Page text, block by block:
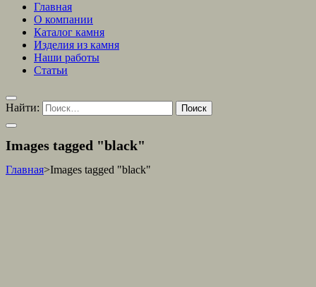
Главная
О компании
Каталог камня
Изделия из камня
Наши работы
Статьи
Найти:
Images tagged "black"
Главная>Images tagged "black"